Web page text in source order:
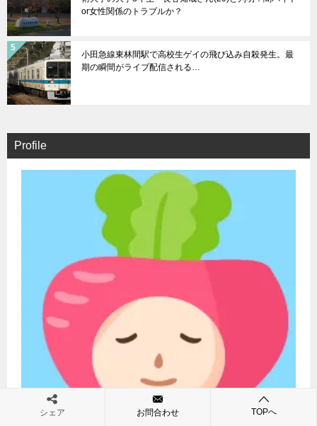
or女性関係のトラブルか？
小田急線東林間駅で高校生ゲイの飛び込み自殺発生。最
期の瞬間がライブ配信される…
Profile
シェア お問合わせ TOPへ